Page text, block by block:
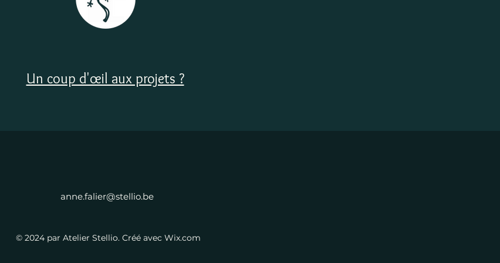
Un coup d'œil aux projets ?
anne.falier@stellio.be
© 2024 par Atelier Stellio. Créé avec Wix.com